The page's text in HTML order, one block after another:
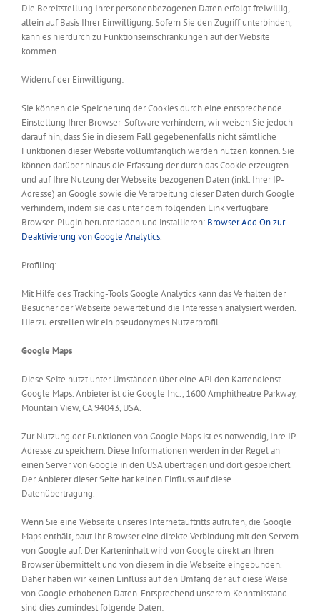
Die Bereitstellung Ihrer personenbezogenen Daten erfolgt freiwillig,
allein auf Basis Ihrer Einwilligung. Sofern Sie den Zugriff unterbinden,
kann es hierdurch zu Funktionseinschränkungen auf der Website
kommen.
Widerruf der Einwilligung:
Sie können die Speicherung der Cookies durch eine entsprechende
Einstellung Ihrer Browser-Software verhindern; wir weisen Sie jedoch
darauf hin, dass Sie in diesem Fall gegebenenfalls nicht sämtliche
Funktionen dieser Website vollumfänglich werden nutzen können. Sie
können darüber hinaus die Erfassung der durch das Cookie erzeugten
und auf Ihre Nutzung der Webseite bezogenen Daten (inkl. Ihrer IP-
Adresse) an Google sowie die Verarbeitung dieser Daten durch Google
verhindern, indem sie das unter dem folgenden Link verfügbare
Browser-Plugin herunterladen und installieren: Browser Add On zur
Deaktivierung von Google Analytics.
Profiling:
Mit Hilfe des Tracking-Tools Google Analytics kann das Verhalten der
Besucher der Webseite bewertet und die Interessen analysiert werden.
Hierzu erstellen wir ein pseudonymes Nutzerprofil.
Google Maps
Diese Seite nutzt unter Umständen über eine API den Kartendienst
Google Maps. Anbieter ist die Google Inc., 1600 Amphitheatre Parkway,
Mountain View, CA 94043, USA.
Zur Nutzung der Funktionen von Google Maps ist es notwendig, Ihre IP
Adresse zu speichern. Diese Informationen werden in der Regel an
einen Server von Google in den USA übertragen und dort gespeichert.
Der Anbieter dieser Seite hat keinen Einfluss auf diese
Datenübertragung.
Wenn Sie eine Webseite unseres Internetauftritts aufrufen, die Google
Maps enthält, baut Ihr Browser eine direkte Verbindung mit den Servern
von Google auf. Der Karteninhalt wird von Google direkt an Ihren
Browser übermittelt und von diesem in die Webseite eingebunden.
Daher haben wir keinen Einfluss auf den Umfang der auf diese Weise
von Google erhobenen Daten. Entsprechend unserem Kenntnisstand
sind dies zumindest folgende Daten: